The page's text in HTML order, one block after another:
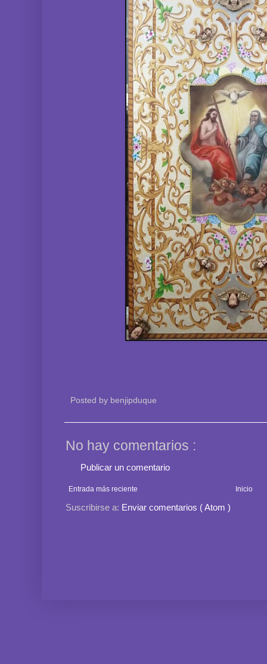
Posted by benjipduque
No hay comentarios :
Publicar un comentario
Entrada más reciente Inicio
Suscribirse a: Enviar comentarios ( Atom )